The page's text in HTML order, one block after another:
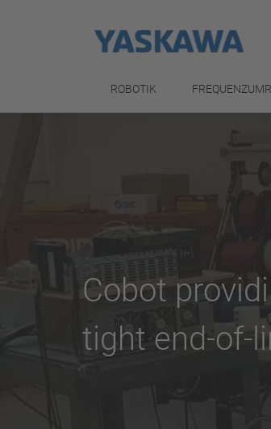
ROBOTIK
Cobot
tight end-of-